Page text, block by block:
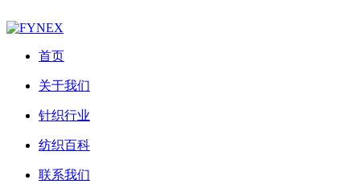
首页
关于我们
针织行业
纺织百科
联系我们